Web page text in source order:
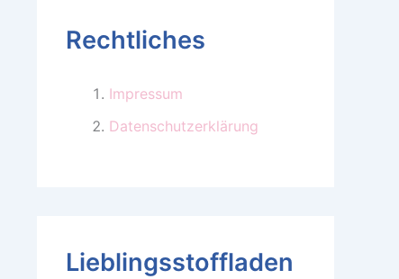
Rechtliches
Impressum
Datenschutzerklärung
Lieblingsstoffladen